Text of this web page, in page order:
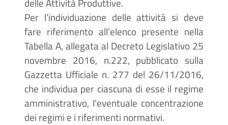
delle Attività Produttive.
Per l’individuazione delle attività si deve
fare riferimento all’elenco presente nella
Tabella A, allegata al Decreto Legislativo 25
novembre 2016, n.222, pubblicato sulla
Gazzetta Ufficiale n. 277 del 26/11/2016,
che individua per ciascuna di esse il regime
amministrativo, l'eventuale concentrazione
dei regimi e i riferimenti normativi.